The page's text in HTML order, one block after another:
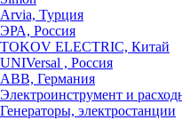
Arvia, Турция
ЭРА, Россия
TOKOV ELECTRIC, Китай
UNIVersal , Россия
ABB, Германия
Электроинструмент и
Генераторы, электростанции